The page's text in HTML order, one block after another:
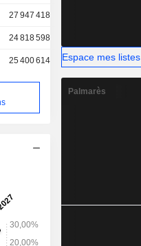
27 947 418
24 818 598
25 400 614 Espace mes listes
Palmarès